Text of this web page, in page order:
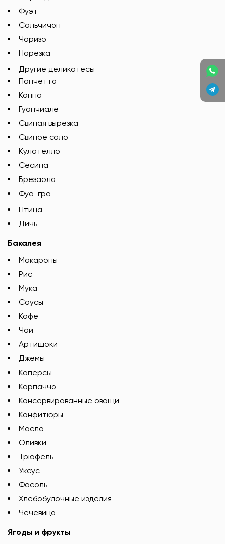
Фуэт
Сальчичон
Чоризо
Нарезка
Другие деликатесы
Панчетта
Коппа
Гуанчиале
Свиная вырезка
Свиное сало
Кулателло
Сесина
Брезаола
Фуа-гра
Птица
Дичь
Бакалея
Макароны
Рис
Мука
Соусы
Кофе
Чай
Артишоки
Джемы
Каперсы
Карпаччо
Консервированные овощи
Конфитюры
Масло
Оливки
Трюфель
Уксус
Фасоль
Хлебобулочные изделия
Чечевица
Ягоды и фрукты